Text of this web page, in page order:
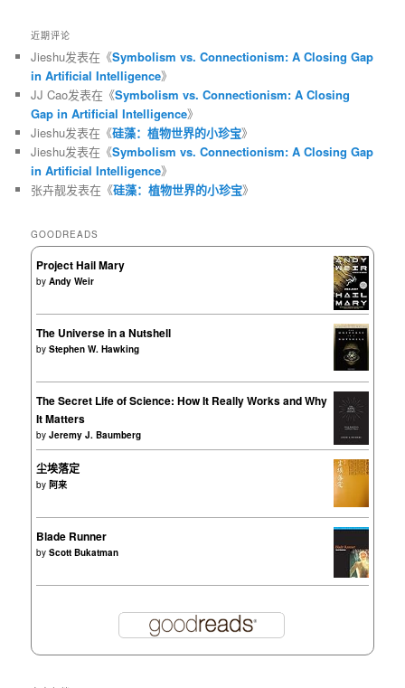
近期评论
Jieshu发表在《Symbolism vs. Connectionism: A Closing Gap
in Artificial Intelligence》
JJ Cao发表在《Symbolism vs. Connectionism: A Closing
Gap in Artificial Intelligence》
Jieshu发表在《硅藻：植物世界的小珍宝》
Jieshu发表在《Symbolism vs. Connectionism: A Closing Gap
in Artificial Intelligence》
张卉靓发表在《硅藻：植物世界的小珍宝》
GOODREADS
Project Hail Mary
byAndy Weir
The Universe in a Nutshell
byStephen W. Hawking
The Secret Life of Science: How It Really Works and Why
It Matters
byJeremy J. Baumberg
尘埃落定
by 阿来
Blade Runner
byScott Bukatman